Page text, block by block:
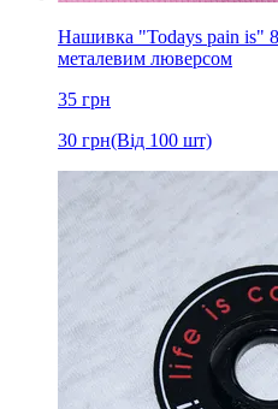
Нашивка "Todays pain is"
металевим люверсом
35 грн
30 грн(Від 100 шт)